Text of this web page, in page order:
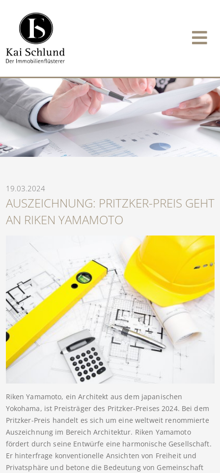
19.03.2024
AUSZEICHNUNG: PRITZKER-PREIS GEHT
AN RIKEN YAMAMOTO
Riken Yamamoto, ein Architekt aus dem japanischen
Yokohama, ist Preisträger des Pritzker-Preises 2024. Bei dem
Pritzker-Preis handelt es sich um eine weltweit renommierte
Auszeichnung im Bereich Architektur. Riken Yamamoto
fördert durch seine Entwürfe eine harmonische Gesellschaft.
Er hinterfrage konventionelle Ansichten von Freiheit und
Privatsphäre und betone die Bedeutung von Gemeinschaft